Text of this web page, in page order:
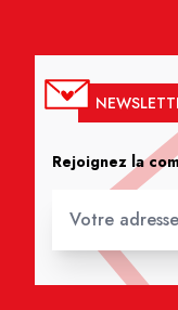
Rejoignez la